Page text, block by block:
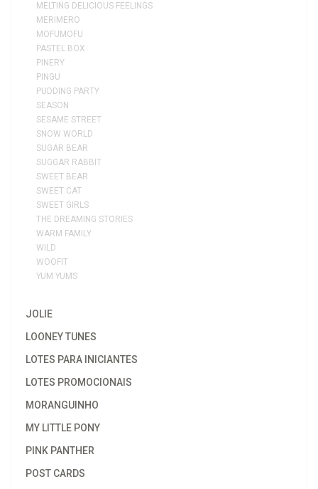
MELTING DELICIOUS FEELINGS
MERIMERO
MOFUMOFU
PASTEL BOX
PINERY
PINGU
PUDDING PARTY
SEASON
SESAME STREET
SNOW WORLD
SUGAR BEAR
SUGGAR RABBIT
SWEET BEAR
SWEET CAT
SWEET GIRLS
THE DREAMING STORIES
WARM FAMILY
WILD
WOOFIT
YUM YUMS
JOLIE
LOONEY TUNES
LOTES PARA INICIANTES
LOTES PROMOCIONAIS
MORANGUINHO
MY LITTLE PONY
PINK PANTHER
POST CARDS